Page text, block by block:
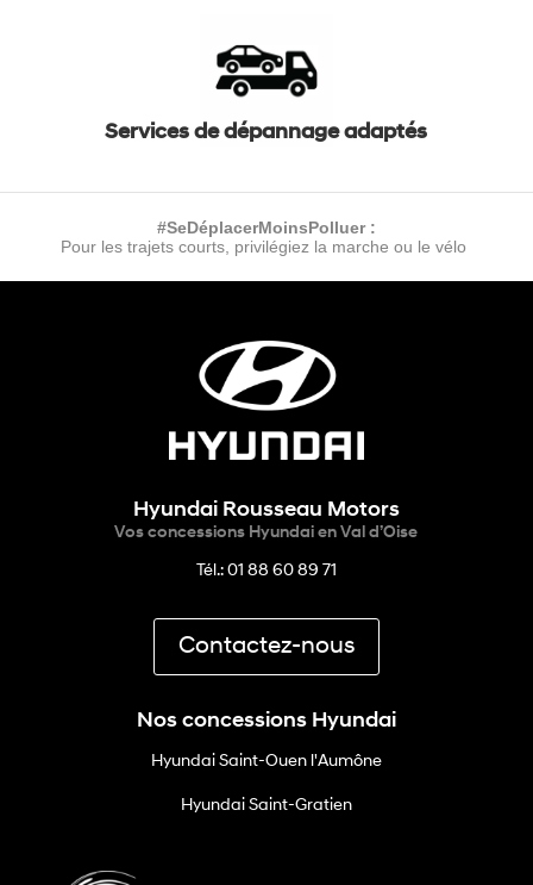
Services de dépannage adaptés
#SeDéplacerMoinsPolluer :
Pour les trajets courts, privilégiez la marche ou le vélo
Hyundai Rousseau Motors
Vos concessions Hyundai en Val d’Oise
Tél.: 01 88 60 89 71
Contactez-nous
Nos concessions Hyundai
Hyundai Saint-Ouen l'Aumône
Hyundai Saint-Gratien